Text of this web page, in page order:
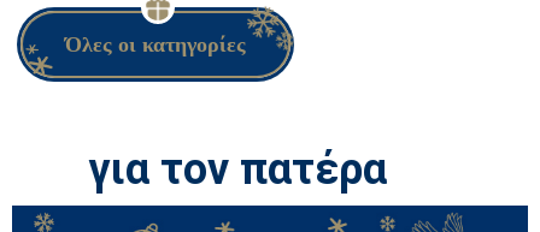
Όλες οι κατηγορίες
για τον πατέρα